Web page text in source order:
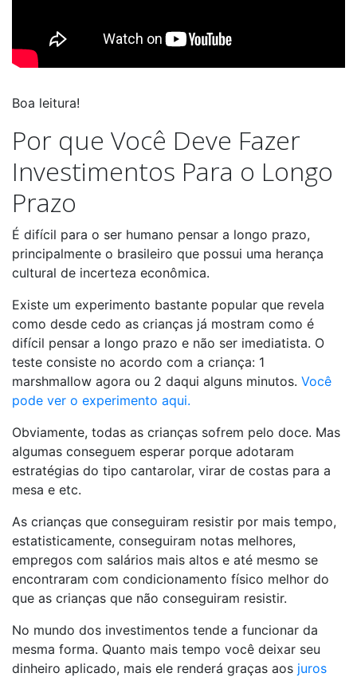
Boa leitura!
Por que Você Deve Fazer
Investimentos Para o Longo
Prazo
É difícil para o ser humano pensar a longo prazo,
principalmente o brasileiro que possui uma herança
cultural de incerteza econômica.
Existe um experimento bastante popular que revela
como desde cedo as crianças já mostram como é
difícil pensar a longo prazo e não ser imediatista. O
teste consiste no acordo com a criança: 1
marshmallow agora ou 2 daqui alguns minutos. Você
pode ver o experimento aqui.
Obviamente, todas as crianças sofrem pelo doce. Mas
algumas conseguem esperar porque adotaram
estratégias do tipo cantarolar, virar de costas para a
mesa e etc.
As crianças que conseguiram resistir por mais tempo,
estatisticamente, conseguiram notas melhores,
empregos com salários mais altos e até mesmo se
encontraram com condicionamento físico melhor do
que as crianças que não conseguiram resistir.
No mundo dos investimentos tende a funcionar da
mesma forma. Quanto mais tempo você deixar seu
dinheiro aplicado, mais ele renderá graças aos juros